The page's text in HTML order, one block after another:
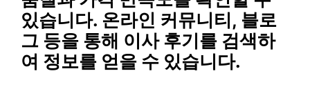
있습니다. 온라인 커뮤니티, 블로
그 등을 통해 이사 후기를 검색하
여 정보를 얻을 수 있습니다.